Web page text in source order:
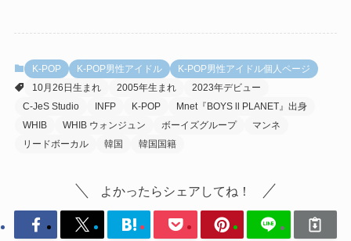
K-POP K-POP男性アイドル
K-POP男性アイドル個人ページ
10月26日生まれ
2005年生まれ
2023年デビュー
C-JeS Studio
INFP K-POP
Mnet『BOYS ll PLANET』出身
WHIB
WHIB ウォンジュン ボーイズグループ
マンネ
リードボーカル
韓国 韓国国籍
よかったらシェアしてね！